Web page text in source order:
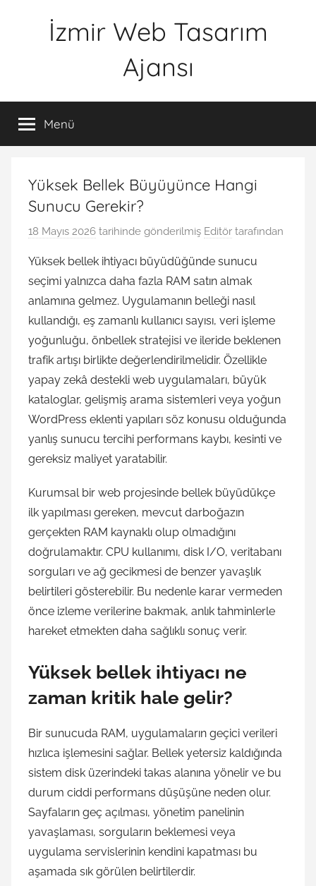
İzmir Web Tasarım
Ajansı
Menü
Yüksek Bellek Büyüyünce Hangi
Sunucu Gerekir?
18 Mayıs 2026 tarihinde gönderilmiş Editör tarafından
Yüksek bellek ihtiyacı büyüdüğünde sunucu
seçimi yalnızca daha fazla RAM satın almak
anlamına gelmez. Uygulamanın belleği nasıl
kullandığı, eş zamanlı kullanıcı sayısı, veri işleme
yoğunluğu, önbellek stratejisi ve ileride beklenen
trafik artışı birlikte değerlendirilmelidir. Özellikle
yapay zekâ destekli web uygulamaları, büyük
kataloglar, gelişmiş arama sistemleri veya yoğun
WordPress eklenti yapıları söz konusu olduğunda
yanlış sunucu tercihi performans kaybı, kesinti ve
gereksiz maliyet yaratabilir.
Kurumsal bir web projesinde bellek büyüdükçe
ilk yapılması gereken, mevcut darboğazın
gerçekten RAM kaynaklı olup olmadığını
doğrulamaktır. CPU kullanımı, disk I/O, veritabanı
sorguları ve ağ gecikmesi de benzer yavaşlık
belirtileri gösterebilir. Bu nedenle karar vermeden
önce izleme verilerine bakmak, anlık tahminlerle
hareket etmekten daha sağlıklı sonuç verir.
Yüksek bellek ihtiyacı ne
zaman kritik hale gelir?
Bir sunucuda RAM, uygulamaların geçici verileri
hızlıca işlemesini sağlar. Bellek yetersiz kaldığında
sistem disk üzerindeki takas alanına yönelir ve bu
durum ciddi performans düşüşüne neden olur.
Sayfaların geç açılması, yönetim panelinin
yavaşlaması, sorguların beklemesi veya
uygulama servislerinin kendini kapatması bu
aşamada sık görülen belirtilerdir.